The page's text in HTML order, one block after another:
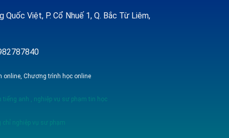
Quốc Việt, P. Cổ Nhuế 1, Q. Bắc Từ Liêm,
online, Chương trình học online
tiếng anh , nghiệp vụ sư phạm tin học
nghiệp vụ sư phạm